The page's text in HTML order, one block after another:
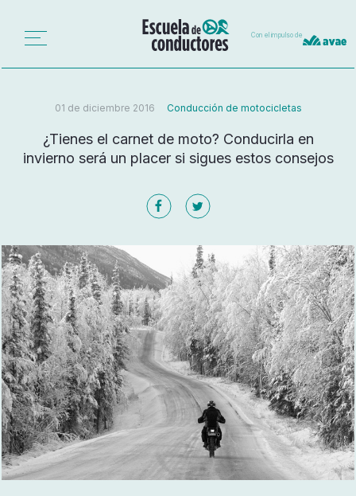
Con el impulso de
01 de diciembre 2016 Conducción de motocicletas
¿Tienes el carnet de moto? Conducirla en
invierno será un placer si sigues estos consejos